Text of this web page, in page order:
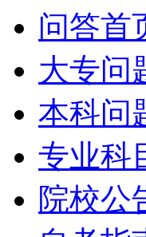
问答首
大专问
本科问
专业科
院校公